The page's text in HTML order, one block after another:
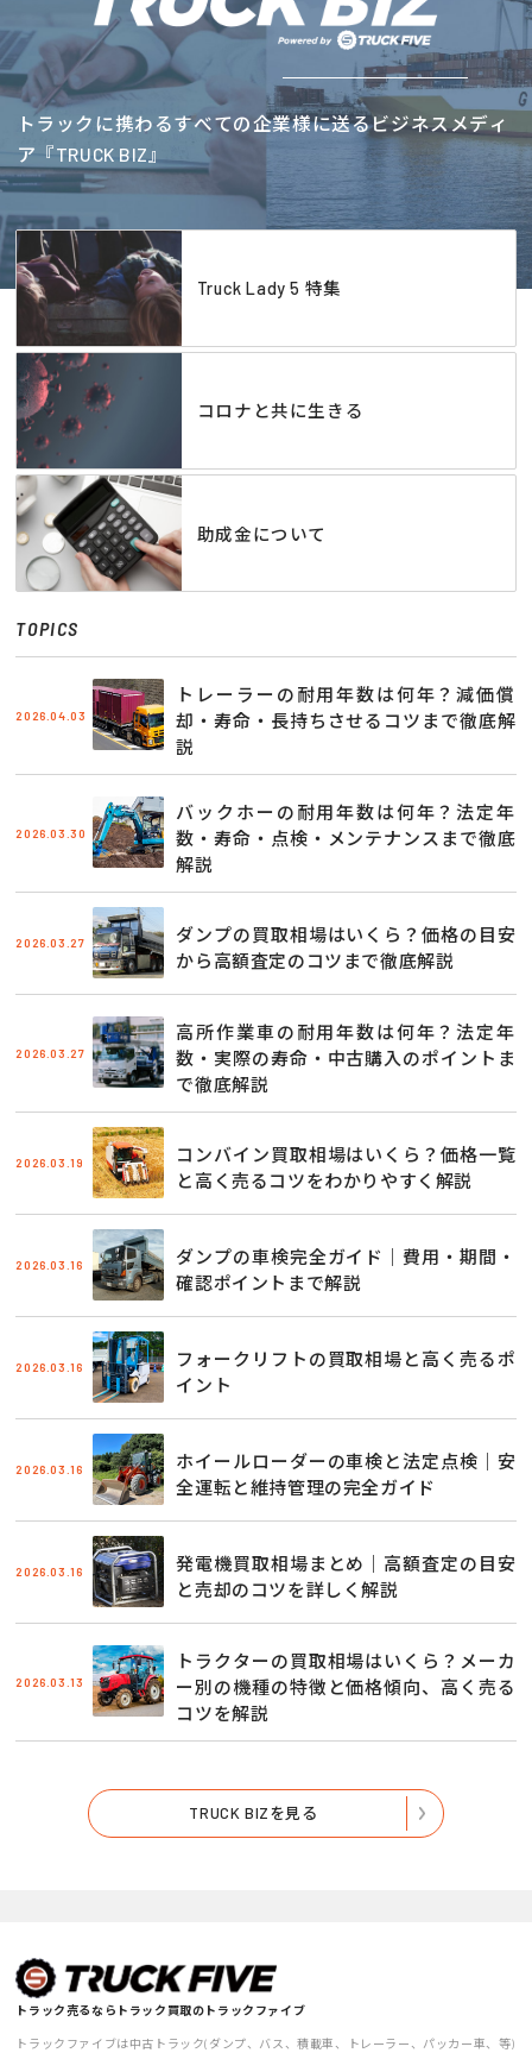
トラックに携わるすべての企業様に送るビジネスメディ
ア『TRUCK BIZ』
Truck Lady 5 特集
コロナと共に生きる
助成金について
TOPICS
2026.04.03
トレーラーの耐用年数は何年？減価償
却・寿命・長持ちさせるコツまで徹底解
説
2026.03.30
バックホーの耐用年数は何年？法定年
数・寿命・点検・メンテナンスまで徹底
解説
2026.03.27
ダンプの買取相場はいくら？価格の目安
から高額査定のコツまで徹底解説
2026.03.27
高所作業車の耐用年数は何年？法定年
数・実際の寿命・中古購入のポイントま
で徹底解説
2026.03.19
コンバイン買取相場はいくら？価格一覧
と高く売るコツをわかりやすく解説
2026.03.16
ダンプの車検完全ガイド｜費用・期間・
確認ポイントまで解説
2026.03.16
フォークリフトの買取相場と高く売るポ
イント
2026.03.16
ホイールローダーの車検と法定点検｜安
全運転と維持管理の完全ガイド
2026.03.16
発電機買取相場まとめ｜高額査定の目安
と売却のコツを詳しく解説
2026.03.13
トラクターの買取相場はいくら？メーカ
ー別の機種の特徴と価格傾向、高く売る
コツを解説
TRUCK BIZを見る
トラック売るならトラック買取のトラックファイブ
トラックファイブは中古トラック(ダンプ、バス、積載車、トレーラー、パッカー車、等)